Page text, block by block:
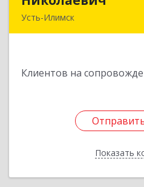
Усть-Илимск
Клиентов на
Показать